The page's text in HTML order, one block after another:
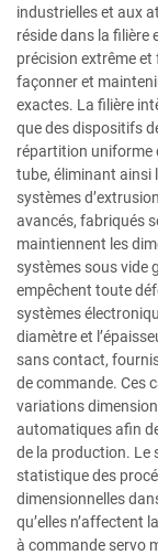
industrielles et aux
réside dans la filière
précision extrême
façonner et
exactes. La filière
que des dispositifs
répartition uniforme
tube, éliminant ainsi
systèmes
avancés, fabriqués
maintiennent les
systèmes sous vide
empêchent toute
systèmes
diamètre et
sans contact,
de commande. Ces
variations
automatiques afin
de la production. Le
statistique des
dimensionnelles
qu’elles n’affectent
à commande servo